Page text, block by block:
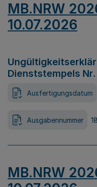
MB.NRW
10.07.2026
Dienststempels Nr.
Ausfertigungsdatum
Ausgabennummer
MB.NRW